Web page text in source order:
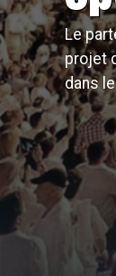
Le
projet
dans